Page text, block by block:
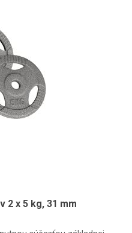
2 x 5 kg, 31 mm